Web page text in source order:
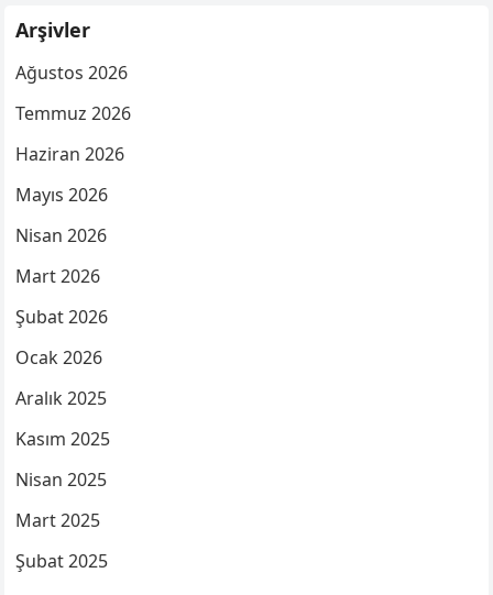
Arşivler
Ağustos 2026
Temmuz 2026
Haziran 2026
Mayıs 2026
Nisan 2026
Mart 2026
Şubat 2026
Ocak 2026
Aralık 2025
Kasım 2025
Nisan 2025
Mart 2025
Şubat 2025